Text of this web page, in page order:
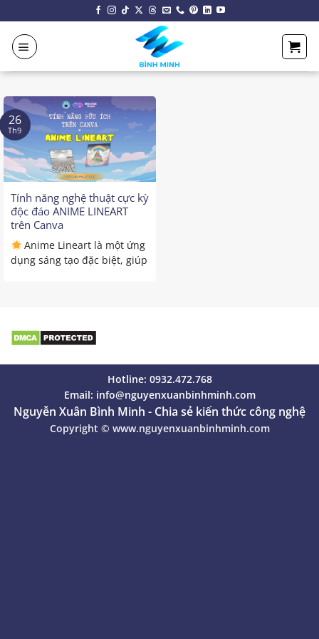
đến
nội
dung
Tính năng nghệ thuật cực kỳ
độc đáo ANIME LINEART
trên Canva
Anime Lineart là một ứng
dụng sáng tạo đặc biệt, giúp
26
Th9
Hotline: 0932.472.768
Email: info@nguyenxuanbinhminh.com
Nguyễn Xuân Bình Minh - Chia sẻ kiến thức công nghệ
Copyright © www.nguyenxuanbinhminh.com